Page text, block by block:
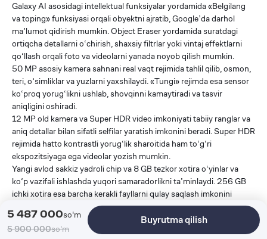
5 487 000so'm
5 900 000so'm
Buyrutma qilish
Galaxy AI asosidagi intellektual funksiyalar yordamida «Belgilang
va toping» funksiyasi orqali obyektni ajratib, Google’da darhol
ma’lumot qidirish mumkin. Object Eraser yordamida suratdagi
ortiqcha detallarni o‘chirish, shaxsiy filtrlar yoki vintaj effektlarni
qo‘llash orqali foto va videolarni yanada noyob qilish mumkin.
50 MP asosiy kamera sahnani real vaqt rejimida tahlil qilib, osmon,
teri, o‘simliklar va yuzlarni yaxshilaydi. «Tungi» rejimda esa sensor
ko‘proq yorug‘likni ushlab, shovqinni kamaytiradi va tasvir
aniqligini oshiradi.
12 MP old kamera va Super HDR video imkoniyati tabiiy ranglar va
aniq detallar bilan sifatli selfilar yaratish imkonini beradi. Super HDR
rejimida hatto kontrastli yorug‘lik sharoitida ham to‘g‘ri
ekspozitsiyaga ega videolar yozish mumkin.
Yangi avlod sakkiz yadroli chip va 8 GB tezkor xotira o‘yinlar va
ko‘p vazifali ishlashda yuqori samaradorlikni ta’minlaydi. 256 GB
ichki xotira esa barcha kerakli fayllarni qulay saqlash imkonini
6,7 dyuymli Super AMOLED displey FHD+ aniqlik, 120 Gts
yangilanish chastotasi va Vision Booster texnologiyasi bilan har